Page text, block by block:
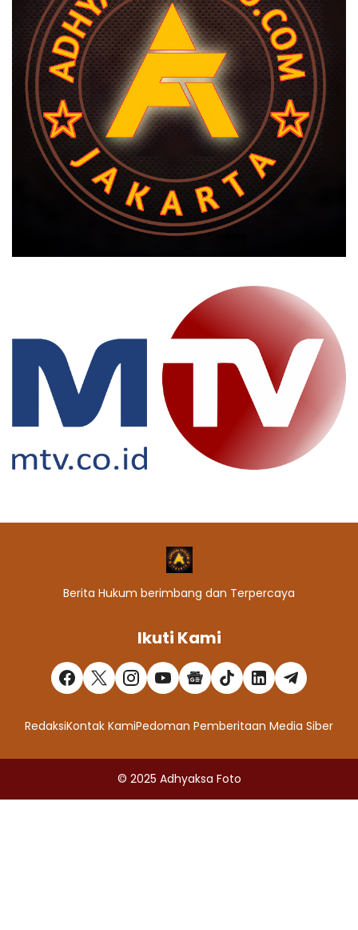
Berita Hukum berimbang dan Terpercaya
Ikuti Kami
RedaksiKontak KamiPedoman Pemberitaan Media Siber
© 2025 Adhyaksa Foto